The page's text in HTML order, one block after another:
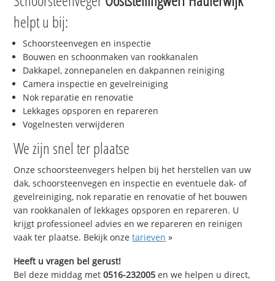
helpt u bij:
Schoorsteenvegen en inspectie
Bouwen en schoonmaken van rookkanalen
Dakkapel, zonnepanelen en dakpannen reiniging
Camera inspectie en gevelreiniging
Nok reparatie en renovatie
Lekkages opsporen en repareren
Vogelnesten verwijderen
We zijn snel ter plaatse
Onze schoorsteenvegers helpen bij het herstellen van uw
dak, schoorsteenvegen en inspectie en eventuele dak- of
gevelreiniging, nok reparatie en renovatie of het bouwen
van rookkanalen of lekkages opsporen en repareren. U
krijgt professioneel advies en we repareren en reinigen
vaak ter plaatse. Bekijk onzetarieven »
Heeft u vragen bel gerust!
Bel deze middag met0516-232005 en we helpen u direct,